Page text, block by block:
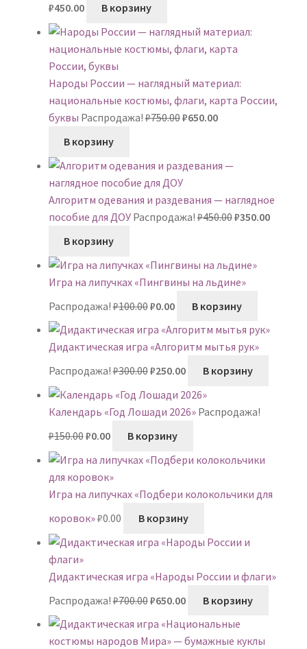
составляла
₽570.00.
₽450.00
₽450.00.
В корзину
Народы России — наглядный материал:
национальные костюмы, флаги, карта России,
буквы Распродажа!₽750.00Первоначальная
₽750.00.
₽650.00Текущая
В корзину
Алгоритм одевания и раздевания — наглядное
пособие для ДОУ Распродажа!₽450.00
₽450.00.
₽350.00
В корзину
Игра на липучках «Пингвины на льдине»
Распродажа!₽100.00
составляла
₽100.00.
₽0.00
₽0.00.
В корзину
Дидактическая игра «Алгоритм мытья рук»
Распродажа!₽300.00
составляла
₽300.00.
₽250.00
₽250.00.
В корзину
Календарь «Год Лошади 2026» Распродажа!
₽150.00
составляла
₽150.00.
₽0.00
₽0.00.
В корзину
Игра на липучках «Подбери колокольчики для
коровок»₽0.00 В корзину
Дидактическая игра «Народы России и флаги»
Распродажа!₽700.00
составляла
₽700.00.
₽650.00
₽650.00.
В корзину